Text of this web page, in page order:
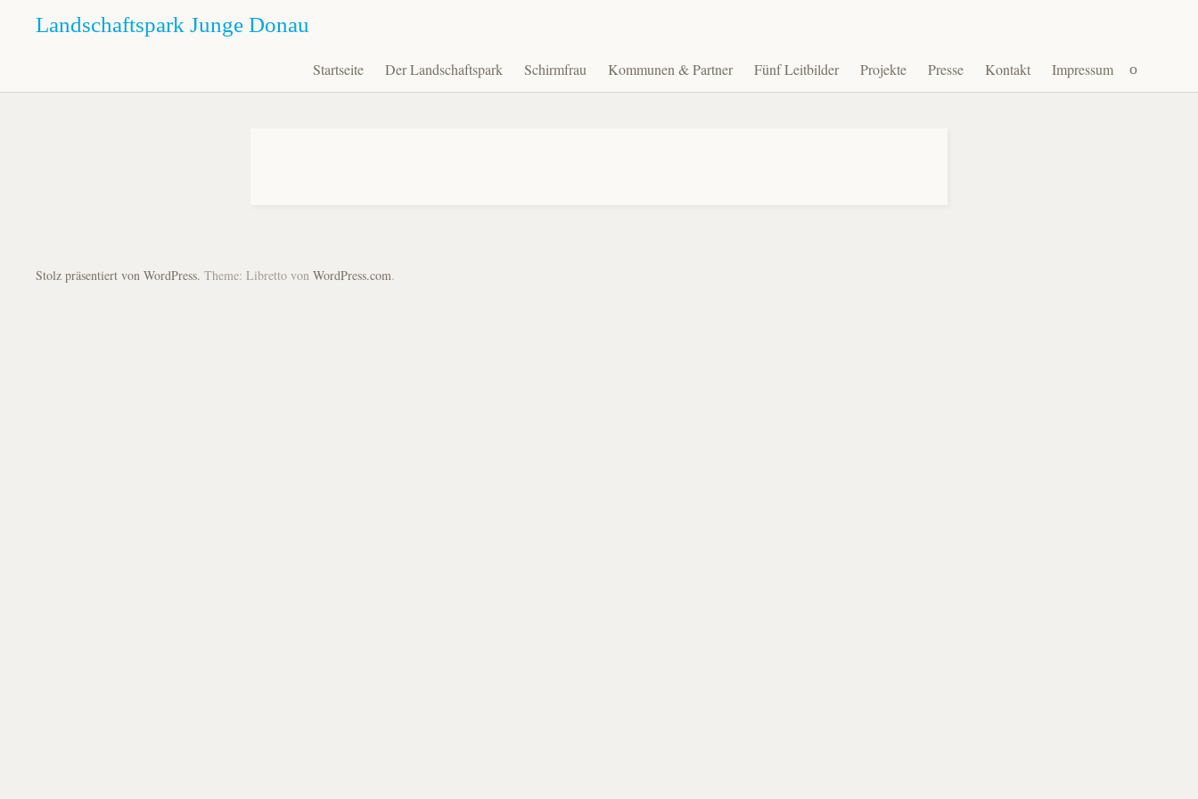
Landschaftspark Junge Donau
Zum
Inhalt
Startseite Der Landschaftspark Schirmfrau Kommunen & Partner Fünf Leitbilder Projekte Presse Kontakt Impressum
Suchen
nach:
Stolz präsentiert von WordPress. Theme: Libretto von WordPress.com.